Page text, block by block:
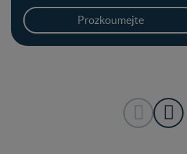
Prozkoumejte